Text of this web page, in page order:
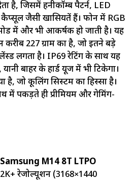
है, जिसमें हनीकॉम्ब पैटर्न, LED
कैप्सूल जैसी खासियतें हैं। फोन में RGB
में और भी आकर्षक हो जाती है। यह
227 ग्राम का है, जो इतने बड़े
लगता है। IP69 रेटिंग के साथ यह
बाहर के हार्ड यूज में भी टिकेगा।
है, जो कूलिंग सिस्टम का हिस्सा है।
में पकड़ते ही प्रीमियम और गेमिंग-
Samsung M14 8T LTPO
रेजोल्यूशन (3168×1440